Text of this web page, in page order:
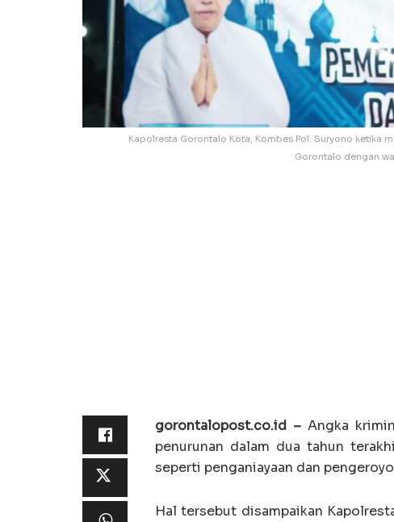
Kapolresta Gorontalo Kota, Kombes Pol. Suryono ketika
Gorontalo dengan
gorontalopost.co.id – Angka
penurunan dalam dua tahun
seperti penganiayaan dan
Hal tersebut disampaikan